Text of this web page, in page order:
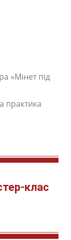
«Мінет під
практика
клас